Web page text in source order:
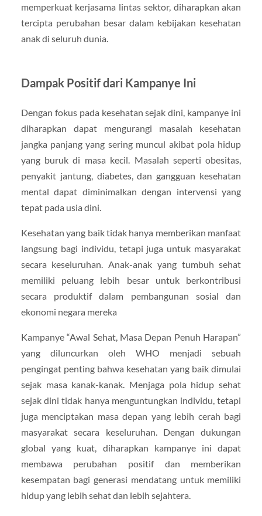
memperkuat kerjasama lintas sektor, diharapkan akan
tercipta perubahan besar dalam kebijakan kesehatan
anak di seluruh dunia.
Dampak Positif dari Kampanye Ini
Dengan fokus pada kesehatan sejak dini, kampanye ini
diharapkan dapat mengurangi masalah kesehatan
jangka panjang yang sering muncul akibat pola hidup
yang buruk di masa kecil. Masalah seperti obesitas,
penyakit jantung, diabetes, dan gangguan kesehatan
mental dapat diminimalkan dengan intervensi yang
tepat pada usia dini.
Kesehatan yang baik tidak hanya memberikan manfaat
langsung bagi individu, tetapi juga untuk masyarakat
secara keseluruhan. Anak-anak yang tumbuh sehat
memiliki peluang lebih besar untuk berkontribusi
secara produktif dalam pembangunan sosial dan
ekonomi negara mereka
Kampanye “Awal Sehat, Masa Depan Penuh Harapan”
yang diluncurkan oleh WHO menjadi sebuah
pengingat penting bahwa kesehatan yang baik dimulai
sejak masa kanak-kanak. Menjaga pola hidup sehat
sejak dini tidak hanya menguntungkan individu, tetapi
juga menciptakan masa depan yang lebih cerah bagi
masyarakat secara keseluruhan. Dengan dukungan
global yang kuat, diharapkan kampanye ini dapat
membawa perubahan positif dan memberikan
kesempatan bagi generasi mendatang untuk memiliki
hidup yang lebih sehat dan lebih sejahtera.